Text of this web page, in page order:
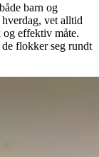
barn og
vet alltid
og effektiv måte.
flokker seg rundt